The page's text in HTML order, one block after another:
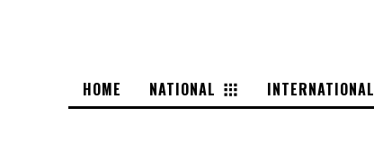
HOME NATIONAL INTERNATIONAL